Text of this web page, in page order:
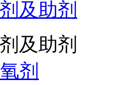
及助剂
及助剂
剂